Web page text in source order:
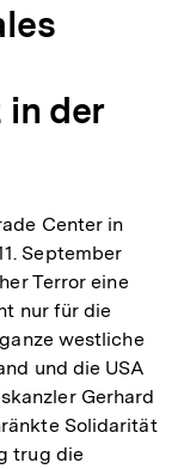
in der
Center in
September
Terror eine
nur für die
westliche
und die USA
Gerhard
Solidarität
trug die